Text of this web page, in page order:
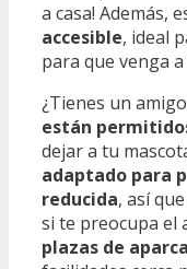
a casa! Además,
accesible, ideal
para que venga
¿Tienes un
están
dejar a tu
adaptado para
reducida, así
si te preocupa el
plazas de